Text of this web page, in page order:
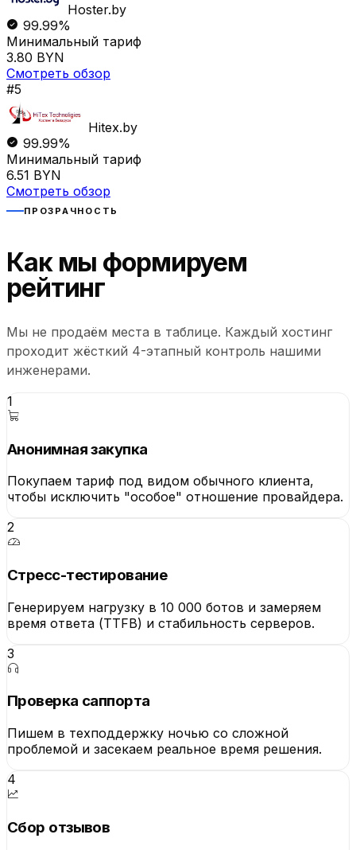
Hoster.by
99.99%
Минимальный тариф
3.80 BYN
Смотреть обзор
#5
Hitex.by
99.99%
Минимальный тариф
6.51 BYN
Смотреть обзор
ПРОЗРАЧНОСТЬ
Как мы формируем
рейтинг
Мы не продаём места в таблице. Каждый хостинг
проходит жёсткий 4-этапный контроль нашими
инженерами.
1
Анонимная закупка
Покупаем тариф под видом обычного клиента,
чтобы исключить "особое" отношение провайдера.
2
Стресс-тестирование
Генерируем нагрузку в 10 000 ботов и замеряем
время ответа (TTFB) и стабильность серверов.
3
Проверка саппорта
Пишем в техподдержку ночью со сложной
проблемой и засекаем реальное время решения.
4
Сбор отзывов